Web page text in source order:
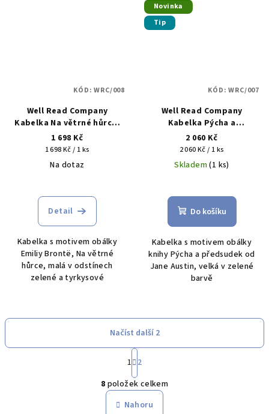
Well Read Company
Kabelka Na větrné hůrce,
Emily Brontë - malá
1 698 Kč
Měrná
cena:
1 698 Kč / 1 ks
Na dotaz
Detail
Kabelka s motivem obálky
Emiliy Brontë, Na větrné
hůrce, malá v odstínech
zelené a tyrkysové
KÓD:WRC/008
Novinka
Tip
Well Read Company
Kabelka Pýcha a
předsudek, Jane Austin -
velká
2 060 Kč
Měrná
cena:
2 060 Kč / 1 ks
Skladem(1 ks)
Do košíku
Kabelka s motivem obálky
knihy Pýcha a předsudek od
Jane Austin, velká v zelené
barvě
KÓD:WRC/007
O
v
l
Načíst další 2
S
t
r
á
n
k
1 2
8 položek celkem
Nahoru